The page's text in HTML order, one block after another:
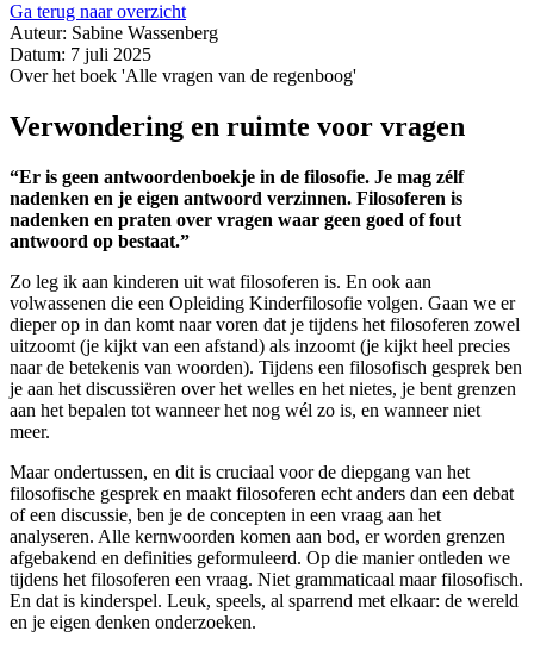
Ga terug naar overzicht
Auteur: Sabine Wassenberg
Datum: 7 juli 2025
Over het boek 'Alle vragen van de regenboog'
Verwondering en ruimte voor vragen
“Er is geen antwoordenboekje in de filosofie. Je mag zélf
nadenken en je eigen antwoord verzinnen. Filosoferen is
nadenken en praten over vragen waar geen goed of fout
antwoord op bestaat.”
Zo leg ik aan kinderen uit wat filosoferen is. En ook aan
volwassenen die een Opleiding Kinderfilosofie volgen. Gaan we er
dieper op in dan komt naar voren dat je tijdens het filosoferen zowel
uitzoomt (je kijkt van een afstand) als inzoomt (je kijkt heel precies
naar de betekenis van woorden). Tijdens een filosofisch gesprek ben
je aan het discussiëren over het welles en het nietes, je bent grenzen
aan het bepalen tot wanneer het nog wél zo is, en wanneer niet
meer.
Maar ondertussen, en dit is cruciaal voor de diepgang van het
filosofische gesprek en maakt filosoferen echt anders dan een debat
of een discussie, ben je de concepten in een vraag aan het
analyseren. Alle kernwoorden komen aan bod, er worden grenzen
afgebakend en definities geformuleerd. Op die manier ontleden we
tijdens het filosoferen een vraag. Niet grammaticaal maar filosofisch.
En dat is kinderspel. Leuk, speels, al sparrend met elkaar: de wereld
en je eigen denken onderzoeken.